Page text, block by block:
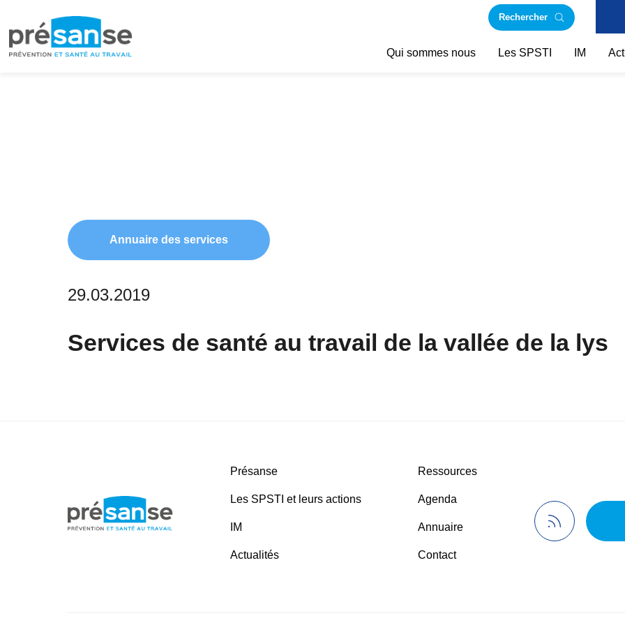
la
au
contenu
Rechercher
Qui sommes nous Les SPSTI IM
Annuaire des services
29.03.2019
Services de santé au travail de la vallée de la lys
Présanse
Les SPSTI et leurs actions
IM
Actualités
Ressources
Agenda
Annuaire
Contact